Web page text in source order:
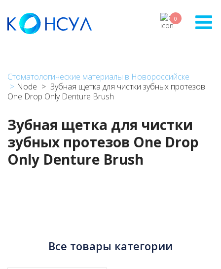
main
content
0
Стоматологические материалы в Новороссийске
Node
Зубная щетка для чистки зубных протезов
One Drop Only Denture Brush
Зубная щетка для чистки
зубных протезов One Drop
Only Denture Brush
Все товары категории